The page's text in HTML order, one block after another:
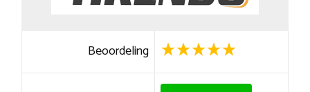
Beoordeling